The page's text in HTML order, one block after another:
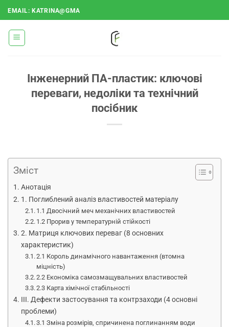
Перейти
до
змісту
EMAIL: KATRINA@GMA
Інженерний ПА-пластик: ключові
переваги, недоліки та технічний
посібник
Зміст
Анотація
1. Поглиблений аналіз властивостей матеріалу
1.1 Двосічний меч механічних властивостей
1.2 Прорив у температурній стійкості
2. Матриця ключових переваг (8 основних
характеристик)
2.1 Король динамічного навантаження (втомна
міцність)
2.2 Економіка самозмащувальних властивостей
2.3 Карта хімічної стабільності
III. Дефекти застосування та контрзаходи (4 основні
проблеми)
3.1 Зміна розмірів, спричинена поглинанням води